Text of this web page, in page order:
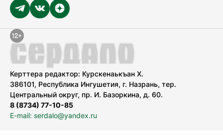
Керттера редактор: Курскенаькъан Х.
386101, Республика Ингушетия, г. Назрань, тер.
Центральный округ, пр. И. Базоркина, д. 60.
8 (8734) 77-10-85
E-mail: serdalo@yandex.ru